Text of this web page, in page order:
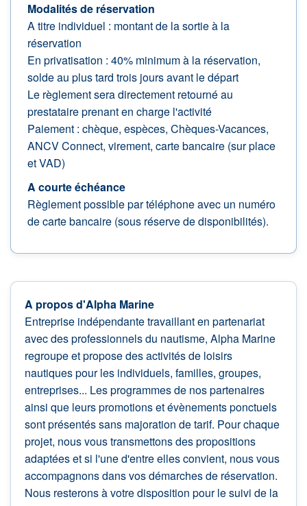
Modalités de réservation
A titre individuel : montant de la sortie à la
réservation
En privatisation : 40% minimum à la réservation,
solde au plus tard trois jours avant le départ
Le règlement sera directement retourné au
prestataire prenant en charge l'activité
Paiement : chèque, espèces, Chèques-Vacances,
ANCV Connect, virement, carte bancaire (sur place
et VAD)
A courte échéance
Règlement possible par téléphone avec un numéro
de carte bancaire (sous réserve de disponibilités).
A propos d'Alpha Marine
Entreprise indépendante travaillant en partenariat
avec des professionnels du nautisme, Alpha Marine
regroupe et propose des activités de loisirs
nautiques pour les individuels, familles, groupes,
entreprises... Les programmes de nos partenaires
ainsi que leurs promotions et évènements ponctuels
sont présentés sans majoration de tarif. Pour chaque
projet, nous vous transmettons des propositions
adaptées et si l'une d'entre elles convient, nous vous
accompagnons dans vos démarches de réservation.
Nous resterons à votre disposition pour le suivi de la